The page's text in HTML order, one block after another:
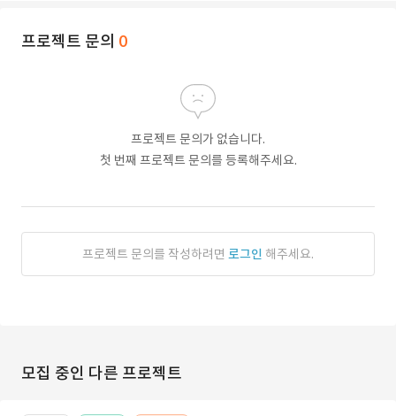
프로젝트 문의 0
프로젝트 문의가 없습니다.
첫 번째 프로젝트 문의를 등록해주세요.
프로젝트 문의를 작성하려면 로그인 해주세요.
모집 중인 다른 프로젝트